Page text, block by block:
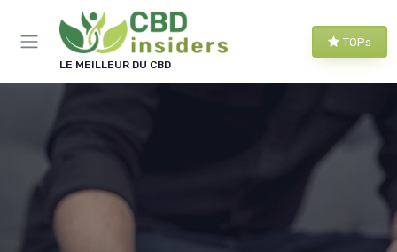
LE MEILLEUR DU CBD
TOPs
Panneau de gestion des cookies